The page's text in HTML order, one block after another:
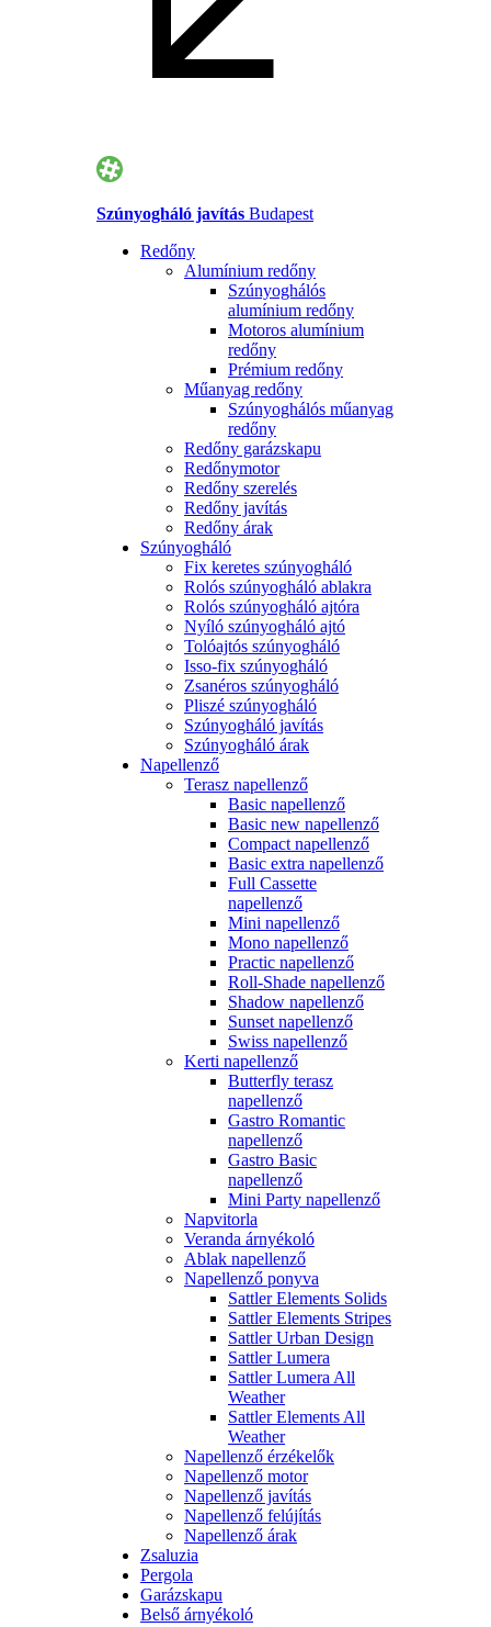
Szúnyogháló javítás Budapest
Redőny
Alumínium redőny
Szúnyoghálós
alumínium redőny
Motoros alumínium
redőny
Prémium redőny
Műanyag redőny
Szúnyoghálós műanyag
redőny
Redőny garázskapu
Redőnymotor
Redőny szerelés
Redőny javítás
Redőny árak
Szúnyogháló
Fix keretes szúnyogháló
Rolós szúnyogháló ablakra
Rolós szúnyogháló ajtóra
Nyíló szúnyogháló ajtó
Tolóajtós szúnyogháló
Isso-fix szúnyogháló
Zsanéros szúnyogháló
Pliszé szúnyogháló
Szúnyogháló javítás
Szúnyogháló árak
Napellenző
Terasz napellenző
Basic napellenző
Basic new napellenző
Compact napellenző
Basic extra napellenző
Full Cassette
napellenző
Mini napellenző
Mono napellenző
Practic napellenző
Roll-Shade napellenző
Shadow napellenző
Sunset napellenző
Swiss napellenző
Kerti napellenző
Butterfly terasz
napellenző
Gastro Romantic
napellenző
Gastro Basic
napellenző
Mini Party napellenző
Napvitorla
Veranda árnyékoló
Ablak napellenző
Napellenző ponyva
Sattler Elements Solids
Sattler Elements Stripes
Sattler Urban Design
Sattler Lumera
Sattler Lumera All
Weather
Sattler Elements All
Weather
Napellenző érzékelők
Napellenző motor
Napellenző javítás
Napellenző felújítás
Napellenző árak
Zsaluzia
Pergola
Garázskapu
Belső árnyékoló